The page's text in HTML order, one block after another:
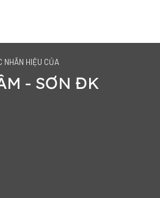
NHÃN HIỆU CỦA
- SƠN ĐK